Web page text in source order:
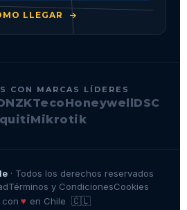
LLEGAR
CON MARCAS LÍDERES
ZKTecoHoneywellDSC
Mikrotik
· Todos los derechos reservados
Términos y CondicionesCookies
con♥ en Chile 🇨🇱